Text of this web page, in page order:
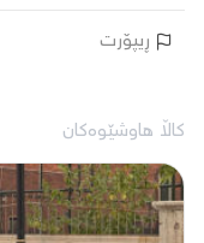
ڕیپۆرت
کاڵا هاوشێوەکان